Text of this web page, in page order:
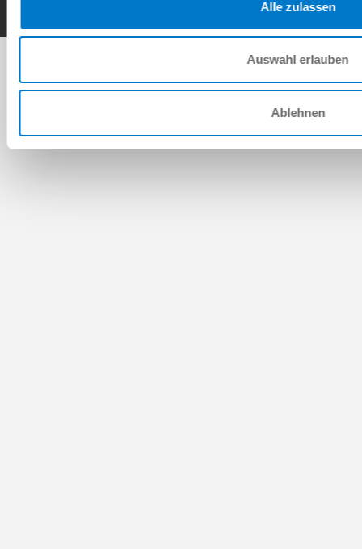
Alle zulassen
Auswahl erlauben
Ablehnen